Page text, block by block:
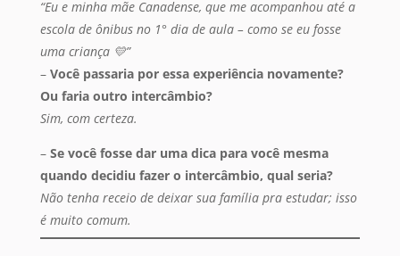
“Eu e minha mãe Canadense, que me acompanhou até a
escola de ônibus no 1° dia de aula – como se eu fosse
uma criança 💛”
– Você passaria por essa experiência novamente?
Ou faria outro intercâmbio?
Sim, com certeza.
– Se você fosse dar uma dica para você mesma
quando decidiu fazer o intercâmbio, qual seria?
Não tenha receio de deixar sua família pra estudar; isso
é muito comum.